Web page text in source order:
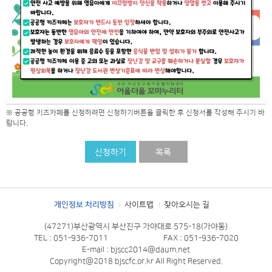
※ 공공형 키즈카페를 신청하려면 신청하기버튼을 클릭한 후 신청서를 작성해 주시기 바
랍니다.
신청하기 목록
개인정보 처리방침 사이트맵 찾아오시는 길
(47271)부산광역시 부산진구 가야대로 575-18(가야동)
TEL : 051-936-7011
FAX : 051-936-7020
E-mail : bjscc2014@daum.net
Copyright@2018 bjscfc.or.kr All Right Reserved.